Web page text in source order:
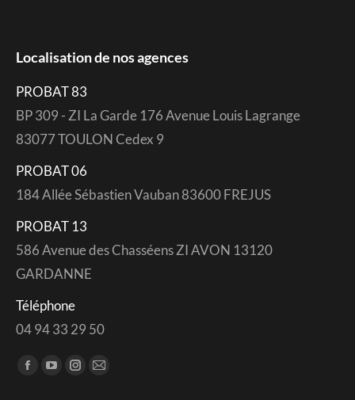
Localisation de nos agences
PROBAT 83
BP 309 - ZI La Garde 176 Avenue Louis Lagrange
83077 TOULON Cedex 9
PROBAT 06
184 Allée Sébastien Vauban 83600 FREJUS
PROBAT 13
586 Avenue des Chasséens ZI AVON 13120
GARDANNE
Téléphone
04 94 33 29 50
Trouvez nous sur :
FacebookYouTube
Instagram
Mail